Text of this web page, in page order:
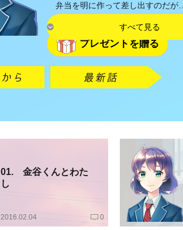
弁当を明に作って差し出すの
すべて見る
プレゼントを贈る
01. 金谷くんとわた
し
2016.02.04 0